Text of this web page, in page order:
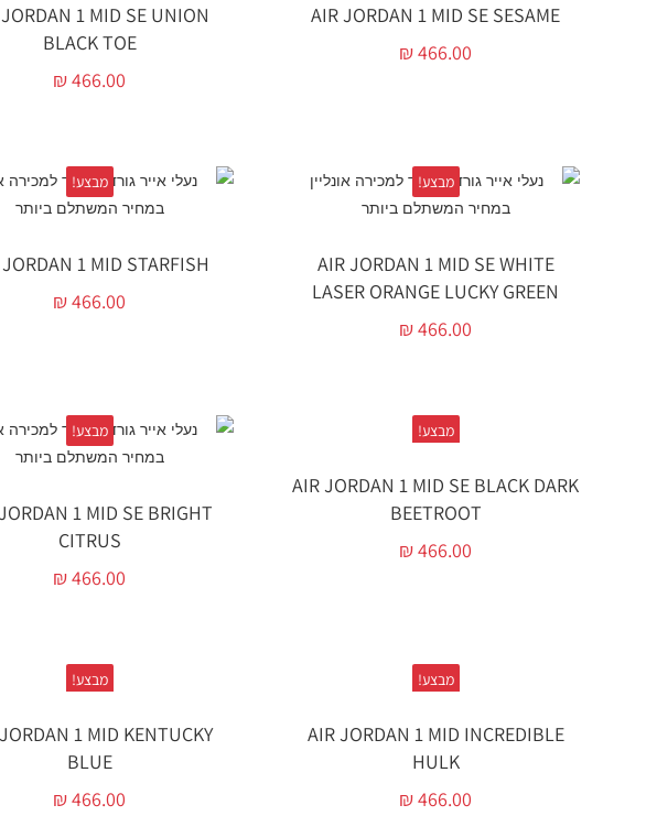
AIR JORDAN 1 MID SE SESAME
₪466.00
1 MID SE UNION
BLACK TOE
₪466.00
מבצע!
AIR JORDAN 1 MID SE WHITE
LASER ORANGE LUCKY GREEN
₪466.00
מבצע!
1 MID STARFISH
₪466.00
מבצע!
AIR JORDAN 1 MID SE BLACK DARK
BEETROOT
₪466.00
מבצע!
1 MID SE BRIGHT
CITRUS
₪466.00
מבצע!
AIR JORDAN 1 MID INCREDIBLE
HULK
₪466.00
מבצע!
1 MID KENTUCKY
BLUE
₪466.00